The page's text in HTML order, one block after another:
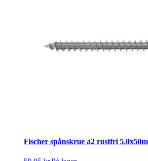
Fischer spånskrue a2 rustfri